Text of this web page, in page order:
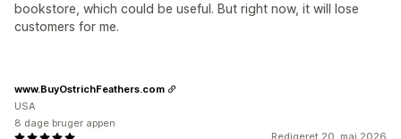
bookstore, which could be useful. But right now, it will lose
customers for me.
www.BuyOstrichFeathers.com
USA
8 dage bruger appen